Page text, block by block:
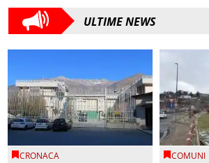
ULTIME NEWS
CRONACA COMUNI